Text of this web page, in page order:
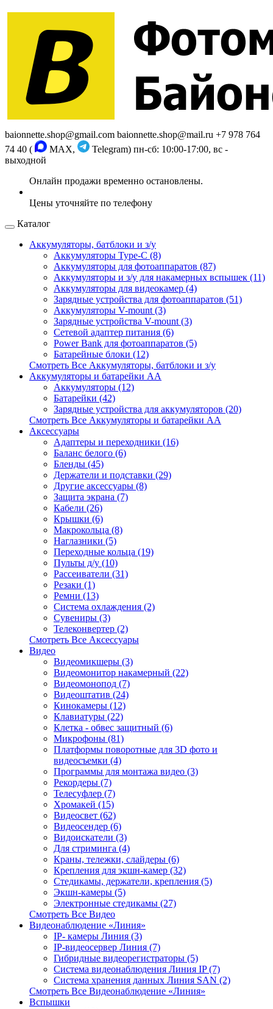
baionnette.shop@gmail.com baionnette.shop@mail.ru +7 978 764
74 40 (
MAX, Telegram) пн-сб: 10:00-17:00, вс -
выходной
Каталог
Аккумуляторы, батблоки и з/у
Аккумуляторы Type-C (8)
Аккумуляторы для фотоаппаратов (87)
Аккумуляторы и з/у для накамерных вспышек (11)
Аккумуляторы для видеокамер (4)
Зарядные устройства для фотоаппаратов (51)
Аккумуляторы V-mount (3)
Зарядные устройства V-mount (3)
Сетевой адаптер питания (6)
Power Bank для фотоаппаратов (5)
Батарейные блоки (12)
Смотреть Все Аккумуляторы, батблоки и з/у
Аккумуляторы и батарейки AA
Аккумуляторы (12)
Батарейки (42)
Зарядные устройства для аккумуляторов (20)
Смотреть Все Аккумуляторы и батарейки AA
Аксессуары
Адаптеры и переходники (16)
Баланс белого (6)
Бленды (45)
Держатели и подставки (29)
Другие аксессуары (8)
Защита экрана (7)
Кабели (26)
Крышки (6)
Макрокольца (8)
Наглазники (5)
Переходные кольца (19)
Пульты д/у (10)
Рассеиватели (31)
Резаки (1)
Ремни (13)
Система охлаждения (2)
Сувениры (3)
Телеконвертер (2)
Смотреть Все Аксессуары
Видео
Видеомикшеры (3)
Видеомонитор накамерный (22)
Видеомонопод (7)
Видеоштатив (24)
Кинокамеры (12)
Клавиатуры (22)
Клетка - обвес защитный (6)
Микрофоны (81)
Платформы поворотные для 3D фото и
видеосъемки (4)
Программы для монтажа видео (3)
Рекордеры (7)
Телесуфлер (7)
Хромакей (15)
Видеосвет (62)
Видеосендер (6)
Видоискатели (3)
Для стриминга (4)
Краны, тележки, слайдеры (6)
Крепления для экшн-камер (32)
Стедикамы, держатели, крепления (5)
Экшн-камеры (5)
Электронные стедикамы (27)
Смотреть Все Видео
Видеонаблюдение «Линия»
IP- камеры Линия (3)
IP-видеосервер Линия (7)
Гибридные видеорегистраторы (5)
Система видеонаблюдения Линия IP (7)
Система хранения данных Линия SAN (2)
Смотреть Все Видеонаблюдение «Линия»
Вспышки